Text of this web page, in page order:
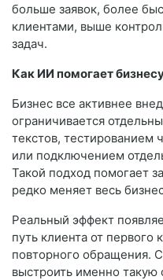
больше заявок, более
клиентами, выше
задач.
Как ИИ помогает
Бизнес все активнее
ограничивается
текстов, тестированием
или подключением
Такой подход помогает
редко меняет весь
Реальный эффект
путь клиента от первого
повторного обращения.
выстроить именно